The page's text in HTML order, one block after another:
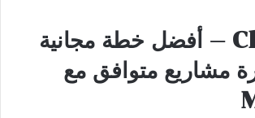
1. ClickUp — أفضل خطة مجانية
مشاريع متوافق مع